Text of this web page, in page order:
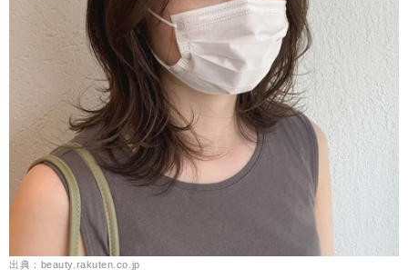
出典：beauty.rakuten.co.jp